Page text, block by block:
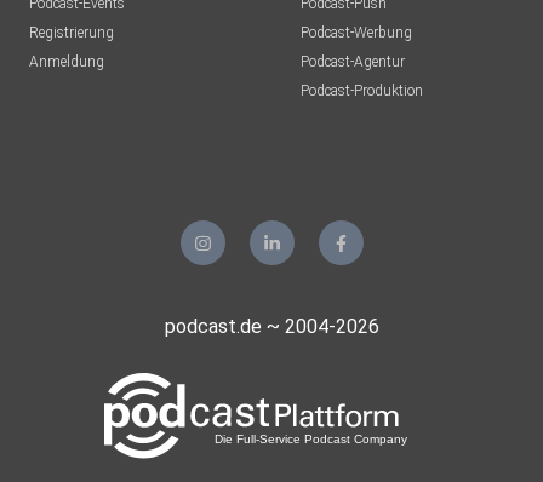
Podcast-Events
Registrierung
Anmeldung
Podcast-Push
Podcast-Werbung
Podcast-Agentur
Podcast-Produktion
podcast.de ~ 2004-2026